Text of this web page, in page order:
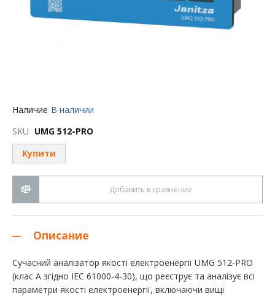
началу
изображений
Наличие В наличии
SKU UMG 512-PRO
Купити
Добавить в сравнение
Описание
Сучасний аналізатор якості електроенергії UMG 512-PRO
(клас A згідно IEC 61000-4-30), що реєструє та аналізує всі
параметри якості електроенергії, включаючи вищі